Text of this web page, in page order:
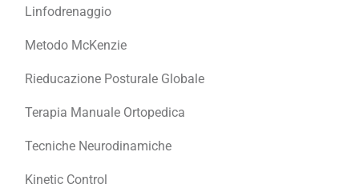
Linfodrenaggio
Metodo McKenzie
Rieducazione Posturale Globale
Terapia Manuale Ortopedica
Tecniche Neurodinamiche
Kinetic Control